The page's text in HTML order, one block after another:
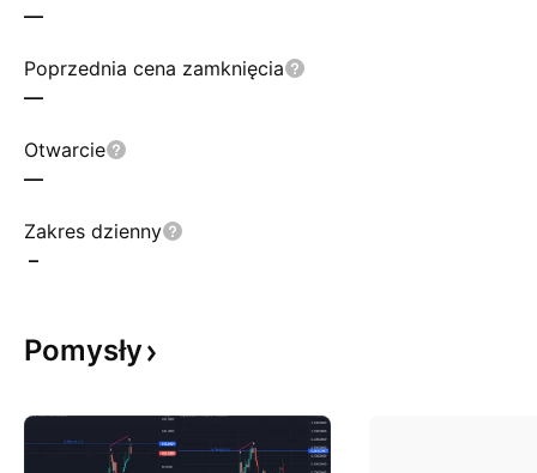
—
Poprzednia cena zamknięcia
—
Otwarcie
—
Zakres dzienny
–
Pomysły